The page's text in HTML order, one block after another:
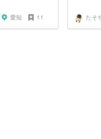
愛知 11 たそ